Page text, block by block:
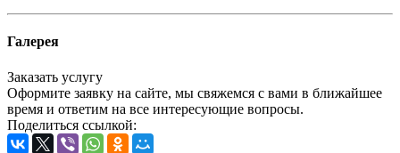
Галерея
Заказать услугу
Оформите заявку на сайте, мы свяжемся с вами в ближайшее
время и ответим на все интересующие вопросы.
Поделиться ссылкой: